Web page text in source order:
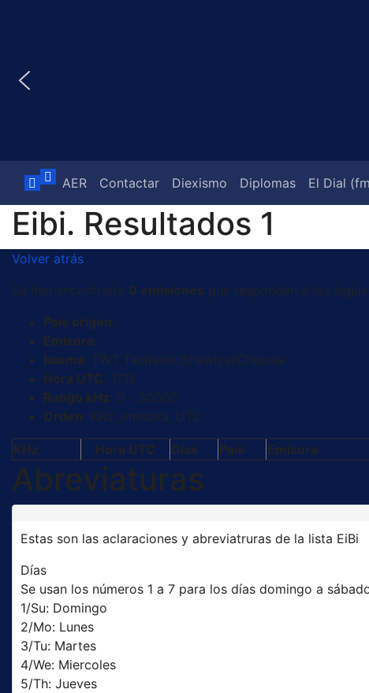
AER Contactar Diexismo Diplomas El Dial
Eibi. Resultados 1
Volver atrás
Se han encontrado 0 emisiones que responden a los
País origen:
Emisora:
Idioma: TWT Tachawit/Shawiya/Chaouia
Hora UTC: 1718
Rango kHz: 0 - 30000
Orden: KHz, emisora, UTC
KHz Hora UTC Días País Emisora
Abreviaturas
Estas son las aclaraciones y abreviatruras de la lista EiBi
Días
Se usan los números 1 a 7 para los días domingo a
1/Su: Domingo
2/Mo: Lunes
3/Tu: Martes
4/We: Miercoles
5/Th: Jueves